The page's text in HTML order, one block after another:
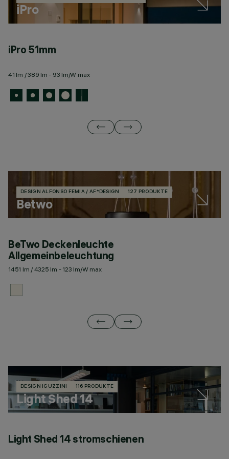
iPro
iPro 51mm
41 lm / 389 lm - 93 lm/W max
DESIGN ALFONSO FEMIA / AF*DESIGN 127 PRODUKTE
Betwo
BeTwo Deckenleuchte
Allgemeinbeleuchtung
1451 lm / 4325 lm - 123 lm/W max
DESIGN IGUZZINI 116 PRODUKTE
Light Shed 14
Light Shed 14 stromschienen